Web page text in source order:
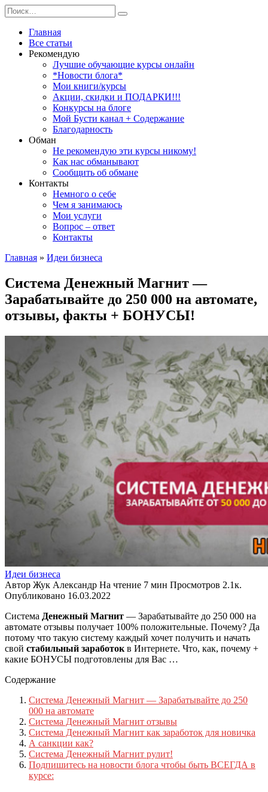
Перейти
к
содержанию
Search
for:
Главная
Все статьи
Рекомендую
Лучшие обучающие курсы онлайн
*Новости блога*
Мои книги/курсы
Акции, скидки и ПОДАРКИ!!!
Конкурсы на блоге
Мой Бусти канал + Содержание
Благодарность
Обман
Не рекомендую эти курсы никому!
Как нас обманывают
Сообщить об обмане
Контакты
Немного о себе
Чем я занимаюсь
Мои услуги
Вопрос – ответ
Контакты
Главная » Идеи бизнеса
Система Денежный Магнит —
Зарабатывайте до 250 000 на автомате,
отзывы, факты + БОНУСЫ!
Идеи бизнеса
Автор Жук Александр На чтение 7 мин Просмотров 2.1к.
Опубликовано 16.03.2022
Система Денежный Магнит — Зарабатывайте до 250 000 на
автомате отзывы получает 100% положительные. Почему? Да
потому что такую систему каждый хочет получить и начать
свой стабильный заработок в Интернете. Что, как, почему +
какие БОНУСЫ подготовлены для Вас …
Содержание
Система Денежный Магнит — Зарабатывайте до 250
000 на автомате
Система Денежный Магнит отзывы
Система Денежный Магнит как заработок для новичка
А санкции как?
Система Денежный Магнит рулит!
Подпишитесь на новости блога чтобы быть ВСЕГДА в
курсе: